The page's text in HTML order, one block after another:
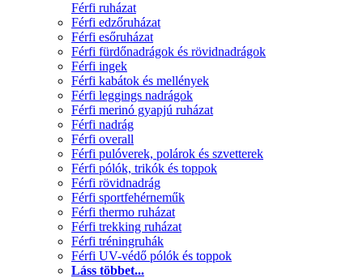
Férfi ruházat
Férfi edzőruházat
Férfi esőruházat
Férfi fürdőnadrágok és rövidnadrágok
Férfi ingek
Férfi kabátok és mellények
Férfi leggings nadrágok
Férfi merinó gyapjú ruházat
Férfi nadrág
Férfi overall
Férfi pulóverek, polárok és szvetterek
Férfi pólók, trikók és toppok
Férfi rövidnadrág
Férfi sportfehérneműk
Férfi thermo ruházat
Férfi trekking ruházat
Férfi tréningruhák
Férfi UV-védő pólók és toppok
Láss többet...